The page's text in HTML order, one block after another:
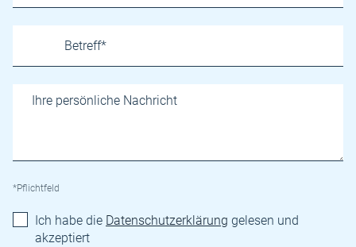
*Pflichtfeld
Ich habe die Datenschutzerklärung gelesen und
akzeptiert